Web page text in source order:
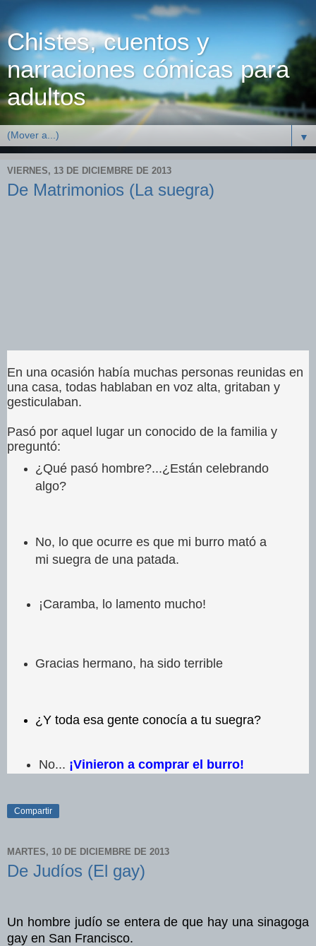
Chistes, cuentos y
narraciones cómicas para
adultos
▼
VIERNES, 13 DE DICIEMBRE DE 2013
De Matrimonios (La suegra)
En una ocasión había muchas personas reunidas en
una casa, todas hablaban en voz alta, gritaban y
gesticulaban.
Pasó por aquel lugar un conocido de la familia y
preguntó:
¿Qué pasó hombre?...¿Están celebrando
algo?
No, lo que ocurre es que mi burro mató a
mi suegra de una patada.
¡Caramba, lo lamento mucho!
Gracias hermano, ha sido terrible
¿Y toda esa gente conocía a tu suegra?
No... ¡Vinieron a comprar el burro!
Compartir
MARTES, 10 DE DICIEMBRE DE 2013
De Judíos (El gay)
Un hombre judío se entera de que hay una sinagoga
gay en San Francisco.